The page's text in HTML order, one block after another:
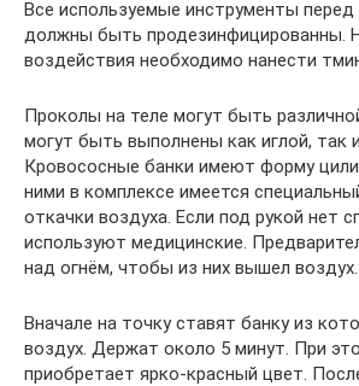
Все используемые инструменты перед
должны быть продезинфицированны.
воздействия необходимо нанести
Проколы на теле могут быть
могут быть выполнены как иглой, так
Кровососные банки имеют форму
ними в комплексе имеется
откачки воздуха. Если под рукой нет
используют медицинские.
над огнём, чтобы из них вышел воздух.
Вначале на точку ставят банку из
воздух. Держат около 5 минут. При
приобретает ярко-красный цвет.